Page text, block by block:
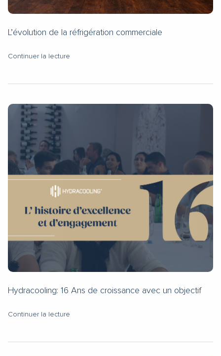
L’évolution de la réfrigération commerciale
Continuer la lecture
Hydracooling: 16 Ans de croissance avec un objectif
Continuer la lecture